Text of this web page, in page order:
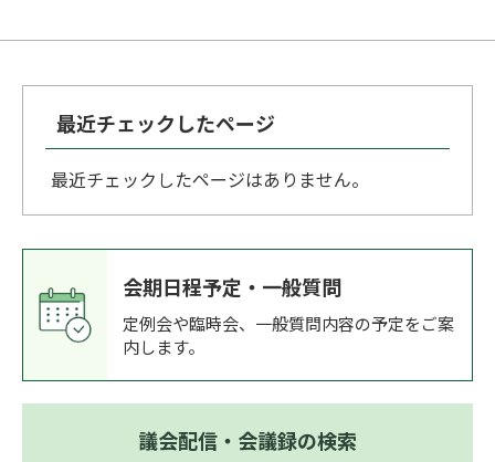
最近チェックしたページ
最近チェックしたページはありません。
会期日程予定・一般質問
定例会や臨時会、一般質問内容の予定をご案
内します。
議会配信・会議録の検索